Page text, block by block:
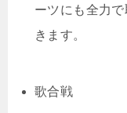
ーツにも全力
きます。
歌合戦